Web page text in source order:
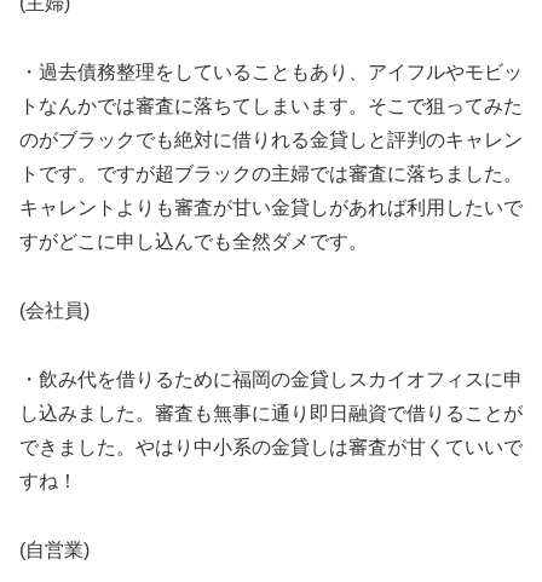
・過去債務整理をしていることもあり、アイフルやモビッ
トなんかでは審査に落ちてしまいます。そこで狙ってみた
のがブラックでも絶対に借りれる金貸しと評判のキャレン
トです。ですが超ブラックの主婦では審査に落ちました。
キャレントよりも審査が甘い金貸しがあれば利用したいで
すがどこに申し込んでも全然ダメです。
(会社員)
・飲み代を借りるために福岡の金貸しスカイオフィスに申
し込みました。審査も無事に通り即日融資で借りることが
できました。やはり中小系の金貸しは審査が甘くていいで
すね！
(自営業)